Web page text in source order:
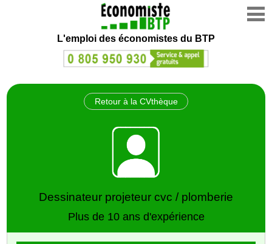
L'emploi des économistes du BTP
Retour à la CVthèque
Dessinateur projeteur cvc / plomberie
Plus de 10 ans d'expérience